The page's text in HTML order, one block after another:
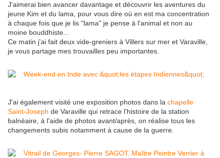
J'aimerai bien avancer davantage et découvrir les aventures du
jeune Kim et du lama, pour vous dire où en est ma concentration
à chaque fois que je lis "lama" je pense à l'animal et non au
moine bouddhiste...
Ce matin j'ai fait deux vide-greniers à Villers sur mer et Varaville,
je vous partage mes trouvailles peu importantes.
J'ai également visité une exposition photos dans la chapelle
Saint-Joseph de Varaville qui retrace l'histoire de la station
balnéaire, à l'aide de photos avant/après, on réalise tous les
changements subis notamment à cause de la guerre.